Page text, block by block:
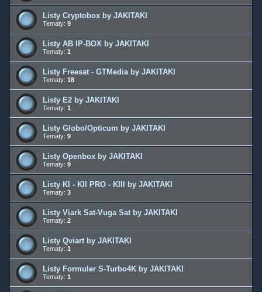
Listy Cryptobox by JAKITAKI
Tematy: 9
Listy AB IP-BOX by JAKITAKI
Tematy: 1
Listy Freesat - GTMedia by JAKITAKI
Tematy: 18
Listy E2 by JAKITAKI
Tematy: 1
Listy Globo/Opticum by JAKITAKI
Tematy: 9
Listy Openbox by JAKITAKI
Tematy: 9
Listy KI - KII PRO - KIII by JAKITAKI
Tematy: 3
Listy Viark Sat-Vuga Sat by JAKITAKI
Tematy: 2
Listy Qviart by JAKITAKI
Tematy: 1
Listy Formuler S-Turbo4K by JAKITAKI
Tematy: 1